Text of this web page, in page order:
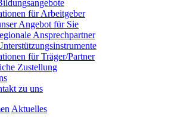
für Arbeitgeber
Angebot für Sie
Ansprechpartner
für Träger/Partner
Zustellung
zu uns
Aktuelles